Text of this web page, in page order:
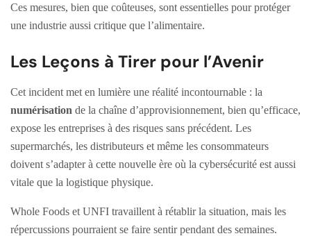
Ces mesures, bien que coûteuses, sont essentielles pour protéger
une industrie aussi critique que l’alimentaire.
Les Leçons à Tirer pour l’Avenir
Cet incident met en lumière une réalité incontournable : la
numérisation de la chaîne d’approvisionnement, bien qu’efficace,
expose les entreprises à des risques sans précédent. Les
supermarchés, les distributeurs et même les consommateurs
doivent s’adapter à cette nouvelle ère où la cybersécurité est aussi
vitale que la logistique physique.
Whole Foods et UNFI travaillent à rétablir la situation, mais les
répercussions pourraient se faire sentir pendant des semaines.